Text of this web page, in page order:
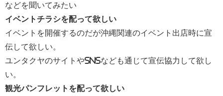
などを聞いてみたい
イベントチラシを配って欲しい
イベントを開催するのだが沖縄関連のイベント出店時に宣
伝して欲しい。
ユンタクヤのサイトやSNSなども通じて宣伝協力して欲し
い。
観光パンフレットを配って欲しい